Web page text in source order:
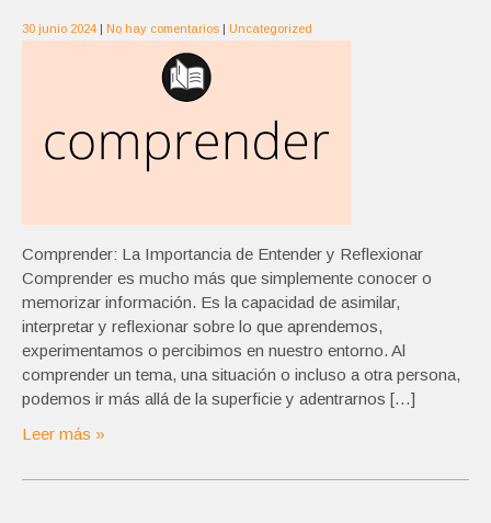
30 junio 2024 | No hay comentarios | Uncategorized
Comprender: La Importancia de Entender y Reflexionar
Comprender es mucho más que simplemente conocer o
memorizar información. Es la capacidad de asimilar,
interpretar y reflexionar sobre lo que aprendemos,
experimentamos o percibimos en nuestro entorno. Al
comprender un tema, una situación o incluso a otra persona,
podemos ir más allá de la superficie y adentrarnos […]
Leer más »